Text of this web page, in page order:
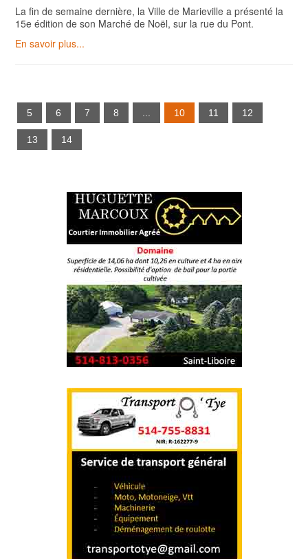
La fin de semaine dernière, la Ville de Marieville a présenté la
15e édition de son Marché de Noël, sur la rue du Pont.
En savoir plus...
5 6 7 8 10 11 12
13 14